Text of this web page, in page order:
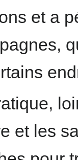
et a
et les